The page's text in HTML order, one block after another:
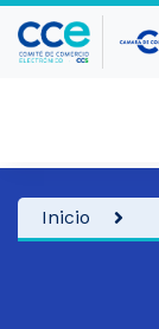
Inicio